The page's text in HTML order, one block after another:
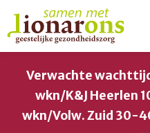
Verwachte
wkn/K&J Heerlen
wkn/Volw. Zuid 30-